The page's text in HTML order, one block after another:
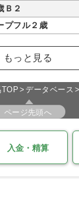
Ｂ２
プフル２歳
もっと見る
データベース
ページ先頭へ
入金・精算